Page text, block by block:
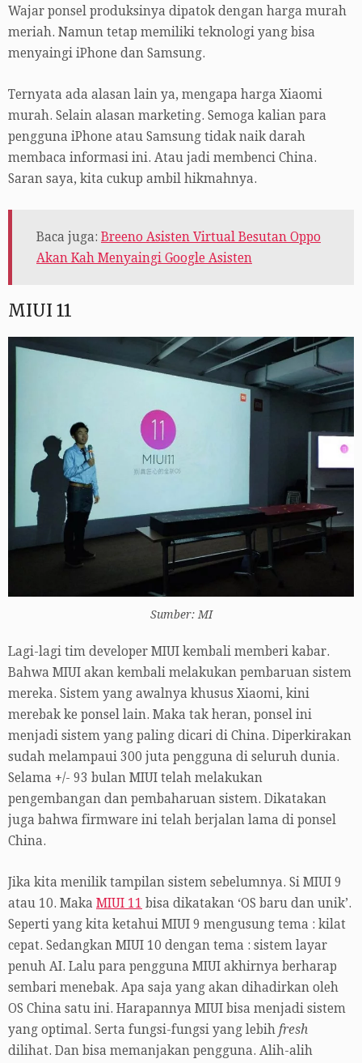
Wajar ponsel produksinya dipatok dengan harga murah
meriah. Namun tetap memiliki teknologi yang bisa
menyaingi iPhone dan Samsung.
Ternyata ada alasan lain ya, mengapa harga Xiaomi
murah. Selain alasan marketing. Semoga kalian para
pengguna iPhone atau Samsung tidak naik darah
membaca informasi ini. Atau jadi membenci China.
Saran saya, kita cukup ambil hikmahnya.
Baca juga: Breeno Asisten Virtual Besutan Oppo
Akan Kah Menyaingi Google Asisten
MIUI 11
Sumber: MI
Lagi-lagi tim developer MIUI kembali memberi kabar.
Bahwa MIUI akan kembali melakukan pembaruan sistem
mereka. Sistem yang awalnya khusus Xiaomi, kini
merebak ke ponsel lain. Maka tak heran, ponsel ini
menjadi sistem yang paling dicari di China. Diperkirakan
sudah melampaui 300 juta pengguna di seluruh dunia.
Selama +/- 93 bulan MIUI telah melakukan
pengembangan dan pembaharuan sistem. Dikatakan
juga bahwa firmware ini telah berjalan lama di ponsel
China.
Jika kita menilik tampilan sistem sebelumnya. Si MIUI 9
atau 10. Maka MIUI 11 bisa dikatakan ‘OS baru dan unik’.
Seperti yang kita ketahui MIUI 9 mengusung tema : kilat
cepat. Sedangkan MIUI 10 dengan tema : sistem layar
penuh AI. Lalu para pengguna MIUI akhirnya berharap
sembari menebak. Apa saja yang akan dihadirkan oleh
OS China satu ini. Harapannya MIUI bisa menjadi sistem
yang optimal. Serta fungsi-fungsi yang lebih fresh
dilihat. Dan bisa memanjakan pengguna. Alih-alih